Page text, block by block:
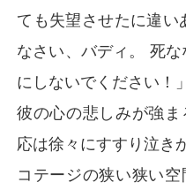
ても失望させたに違い
なさい、バディ。 死
にしないでください！」
彼の心の悲しみが強
応は徐々にすすり泣き
コテージの狭い狭い